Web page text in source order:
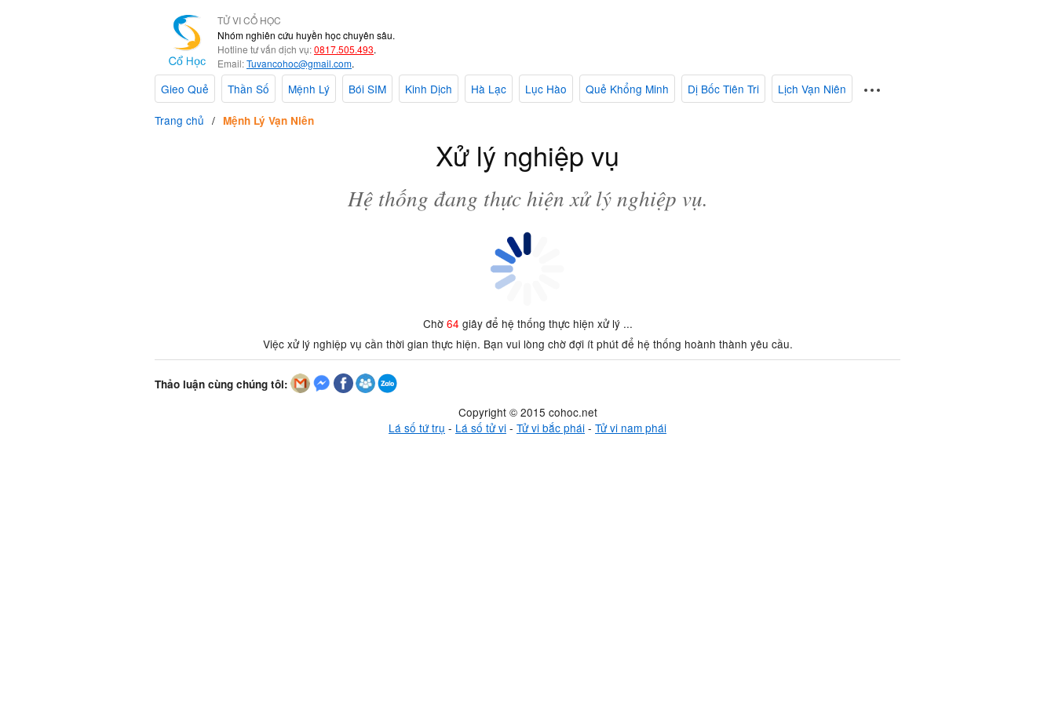
TỬ VI CỔ HỌC
Nhóm nghiên cứu huyền học chuyên sâu.
Hotline tư vấn dịch vụ:0817.505.493.
Email:Tuvancohoc@gmail.com.
Gieo Quẻ Thần Số Mệnh Lý Bói SIM Kinh Dịch Hà Lạc Lục Hào Quẻ Khổng Minh Dị Bốc Tiên Tri
Lịch Vạn Niên
Trang chủ
Mệnh Lý Vạn Niên
Xử lý nghiệp vụ
Hệ thống đang thực hiện xử lý nghiệp vụ.
Chờ 64 giây để hệ thống thực hiện xử lý ...
Việc xử lý nghiệp vụ cần thời gian thực hiện. Bạn vui lòng chờ đợi ít phút để hệ thống hoành thành yêu cầu.
Thảo luận cùng chúng tôi:
Copyright © 2015 cohoc.net
Lá số tứ trụ - Lá số tử vi - Tử vi bắc phái - Tử vi nam phái